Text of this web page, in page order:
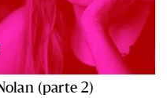
(parte 2)